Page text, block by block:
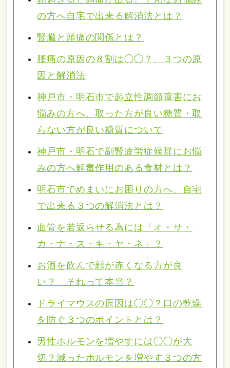
の方へ自宅で出来る解消法とは？
腎臓と頭痛の関係とは？
腰痛の原因の８割は◯◯？、３つの原
因と解消法
神戸市・明石市で起立性調節障害にお
悩みの方へ、取った方が良い糖質・取
らない方が良い糖質について
神戸市・明石で副腎疲労症候群にお悩
みの方へ解毒作用のある食材とは？
明石市でめまいにお困りの方へ、自宅
で出来る３つの解消法とは？
血管を若返らせる為には「オ・サ・
カ・ナ・ス・キ・ヤ・ネ」？
お酒を飲んで顔が赤くなる方が良
い？ それって本当？
ドライマウスの原因は◯◯？口の乾燥
を防ぐ３つのポイントとは？
男性ホルモンを増やすには◯◯が大
切？減ったホルモンを増やす３つの方